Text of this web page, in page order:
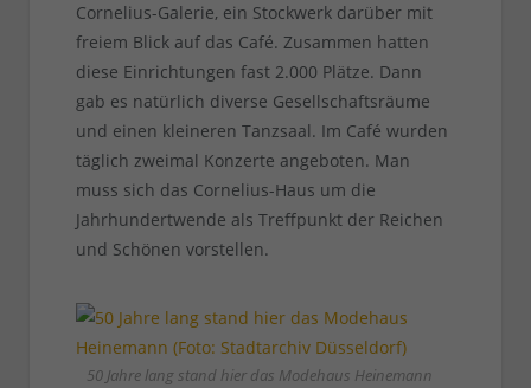
Cornelius-Galerie, ein Stockwerk darüber mit
freiem Blick auf das Café. Zusammen hatten
diese Einrichtungen fast 2.000 Plätze. Dann
gab es natürlich diverse Gesellschaftsräume
und einen kleineren Tanzsaal. Im Café wurden
täglich zweimal Konzerte angeboten. Man
muss sich das Cornelius-Haus um die
Jahrhundertwende als Treffpunkt der Reichen
und Schönen vorstellen.
50 Jahre lang stand hier das Modehaus Heinemann